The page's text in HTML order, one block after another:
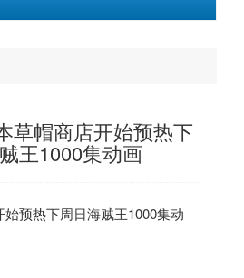
草帽商店开始预热下
王1000集动画
始预热下周日海贼王1000集动